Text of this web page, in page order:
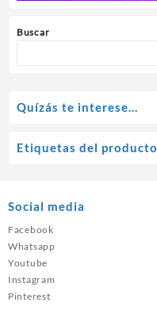
Buscar
Quízás te interese…
Etiquetas del producto
Social media
Facebook
Whatsapp
Youtube
Instagram
Pinterest